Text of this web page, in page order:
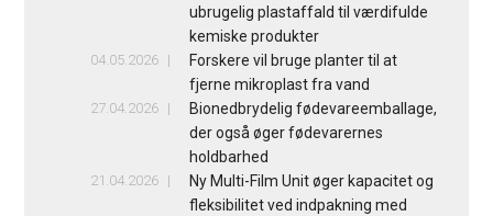
ubrugelig plastaffald til værdifulde
kemiske produkter
04.05.2026
Forskere vil bruge planter til at
fjerne mikroplast fra vand
27.04.2026
Bionedbrydelig fødevareemballage,
der også øger fødevarernes
holdbarhed
21.04.2026
Ny Multi-Film Unit øger kapacitet og
fleksibilitet ved indpakning med